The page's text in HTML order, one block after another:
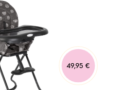
49,95 €